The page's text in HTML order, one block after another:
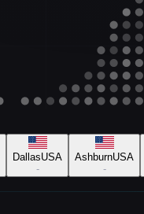
DallasUSA
-
AshburnUSA
-